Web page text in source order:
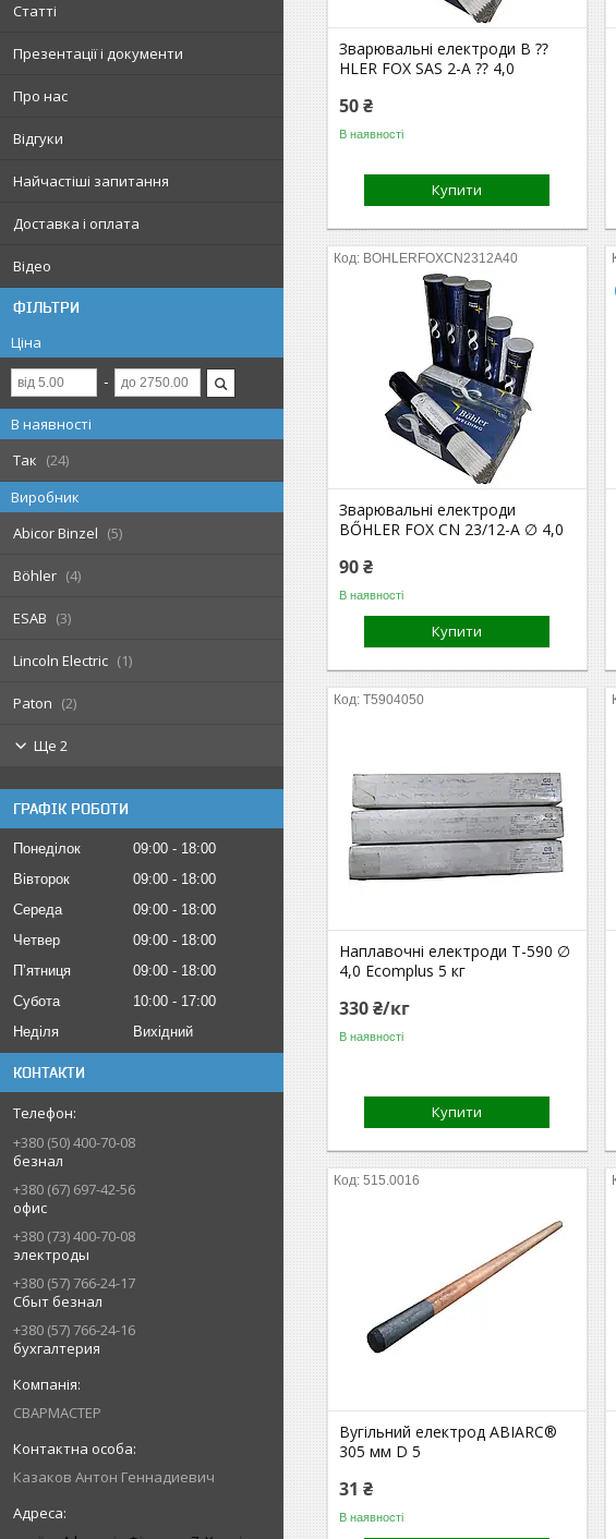
Статті
Презентації і документи
Про нас
Відгуки
Найчастіші запитання
Доставка і оплата
Відео
ФІЛЬТРИ
Ціна
В наявності
Так
24
Виробник
Abicor Binzel
5
Böhler 4
ESAB 3
Lincoln Electric 1
Paton 2
Ще 2
ГРАФІК РОБОТИ
Понеділок 09:00
18:00
Вівторок
09:00
18:00
Середа
09:00
18:00
Четвер
09:00
18:00
Пʼятниця
09:00
18:00
Субота
10:00
17:00
Неділя
Вихідний
КОНТАКТИ
+380 (50) 400-70-08
безнал
+380 (67) 697-42-56
офис
+380 (73) 400-70-08
электроды
+380 (57) 766-24-17
Сбыт безнал
+380 (57) 766-24-16
бухгалтерия
СВАРМАСТЕР
Казаков Антон Геннадиевич
Зварювальні електроди B ⁇
HLER FOX SAS 2-A ⁇ 4,0
50 ₴
В наявності
Купити
BOHLERFOXCN2312A40
Зварювальні електроди
BŐHLER FOX CN 23/12-A ∅ 4,0
90 ₴
В наявності
Купити
T5904050
Наплавочні електроди Т-590 ∅
4,0 Ecomplus 5 кг
330 ₴/кг
В наявності
Купити
515.0016
Вугільний електрод ABIARC®
305 мм D 5
31 ₴
В наявності